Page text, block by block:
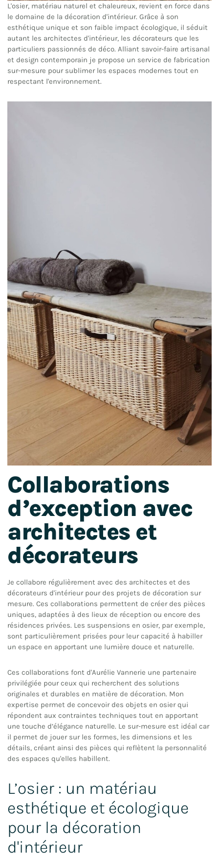
L'osier, matériau naturel et chaleureux, revient en force dans
le domaine de la décoration d'intérieur. Grâce à son
esthétique unique et son faible impact écologique, il séduit
autant les architectes d'intérieur, les décorateurs que les
particuliers passionnés de déco. Alliant savoir-faire artisanal
et design contemporain je propose un service de fabrication
sur-mesure pour sublimer les espaces modernes tout en
respectant l'environnement.
Collaborations
d’exception avec
architectes et
décorateurs
Je collabore régulièrement avec des architectes et des
décorateurs d'intérieur pour des projets de décoration sur
mesure. Ces collaborations permettent de créer des pièces
uniques, adaptées à des lieux de réception ou encore des
résidences privées. Les suspensions en osier, par exemple,
sont particulièrement prisées pour leur capacité à habiller
un espace en apportant une lumière douce et naturelle.
Ces collaborations font d'Aurélie Vannerie une partenaire
privilégiée pour ceux qui recherchent des solutions
originales et durables en matière de décoration. Mon
expertise permet de concevoir des objets en osier qui
répondent aux contraintes techniques tout en apportant
une touche d’élégance naturelle. Le sur-mesure est idéal car
il permet de jouer sur les formes, les dimensions et les
détails, créant ainsi des pièces qui reflètent la personnalité
des espaces qu'elles habillent.
L’osier : un matériau
esthétique et écologique
pour la décoration
d'intérieur